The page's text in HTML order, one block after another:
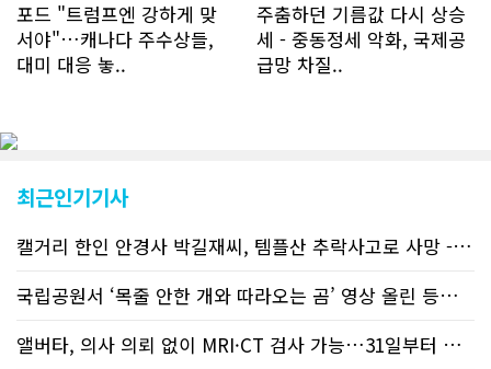
60% 증가했는데 (년간 4천명) 신규 가
입자의 절반 정도는 타주에서 이주를 검
토하고 있거나 갓 이주한 회원들로 나타
등재가 지연되곤 했으나 동포사회의 뜨
신기사를 매일 웹에 올리는 것으로 정책
을 변경했다. 이에 따라 독자들은 CN드
림 사이트 방문을 통해 매일 따끈따끈한
캐나다 전국 뉴스와 앨버타주 지역 최신
포드 "트럼프엔 강하게 맞
서야"…캐나다 주수상들,
대미 대응 놓..
주춤하던 기름값 다시 상승
세 - 중동정세 악화, 국제공
급망 차질..
최근인기기사
캘거리 한인 안경사 박길재씨, 템플산 추락사고로 사망 - 헬기 구조..
국립공원서 ‘목줄 안한 개와 따라오는 곰’ 영상 올린 등산객 기소돼
앨버타, 의사 의뢰 없이 MRI·CT 검사 가능…31일부터 자비 부..